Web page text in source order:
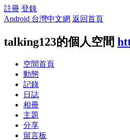
註冊 登錄
Android 台灣中文網 返回首頁
talking123的個人空間
空間首頁
動態
記錄
日誌
相冊
主題
分享
留言板